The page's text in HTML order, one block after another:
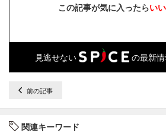
この記事が気に入ったらい
見逃せない の最新情
前の記事
関連キーワード